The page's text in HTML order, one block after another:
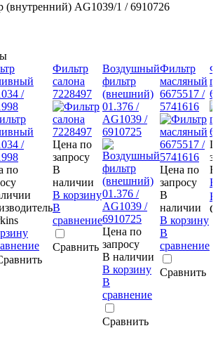
AG1039/1 / 6910726
/
по
Фильтр
салона
7228497
Цена по
запросу
В
наличии
В корзину
В
сравнение
Сравнить
Воздушный
фильтр
(внешний)
01.376 /
AG1039 /
6910725
Цена по
запросу
В наличии
В корзину
В
сравнение
Сравнить
Фильтр
масляный
6675517 /
5741616
Цена по
запросу
В
наличии
В корзину
В
сравнение
Сравнить
В
В
В